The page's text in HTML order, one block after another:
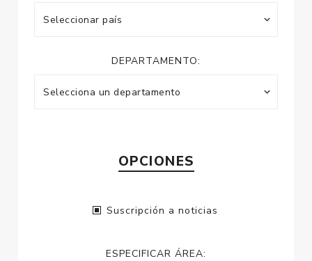
DEPARTAMENTO:
OPCIONES
Suscripción a noticias
ESPECIFICAR ÁREA: